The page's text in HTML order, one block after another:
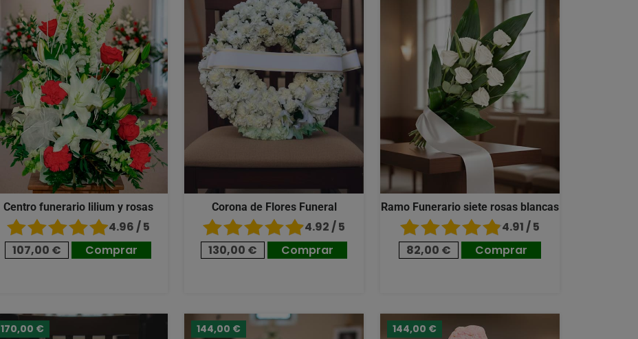
Centro funerario lilium y rosas
4.96 / 5
107,00 €
Comprar
Corona de Flores Funeral
4.92 / 5
130,00 €
Comprar
Ramo Funerario siete rosas blancas
4.91 / 5
82,00 €
Comprar
170,00 € 144,00 € 144,00 €